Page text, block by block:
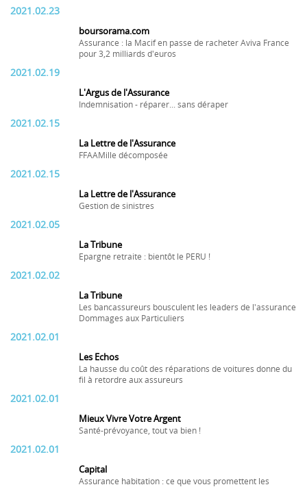
2021.02.23
boursorama.com
Assurance : la Macif en passe de racheter Aviva France
pour 3,2 milliards d'euros
2021.02.19
L'Argus de l'Assurance
Indemnisation - réparer... sans déraper
2021.02.15
La Lettre de l'Assurance
FFAAMille décomposée
2021.02.15
La Lettre de l'Assurance
Gestion de sinistres
2021.02.05
La Tribune
Epargne retraite : bientôt le PERU !
2021.02.02
La Tribune
Les bancassureurs bousculent les leaders de l'assurance
Dommages aux Particuliers
2021.02.01
Les Echos
La hausse du coût des réparations de voitures donne du
fil à retordre aux assureurs
2021.02.01
Mieux Vivre Votre Argent
Santé-prévoyance, tout va bien !
2021.02.01
Capital
Assurance habitation : ce que vous promettent les